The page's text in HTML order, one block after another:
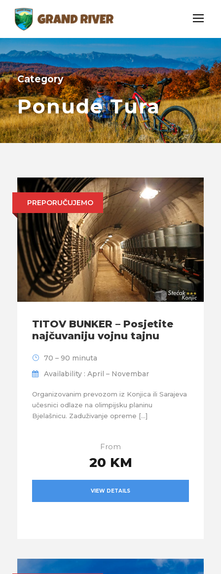
Category
Ponude Tura
PREPORUČUJEMO
TITOV BUNKER – Posjetite
najčuvaniju vojnu tajnu
70 – 90 minuta
Availability : April – Novembar
Organizovanim prevozom iz Konjica ili Sarajeva
učesnici odlaze na olimpijsku planinu
Bjelašnicu. Zaduživanje opreme […]
From
20 KM
VIEW DETAILS